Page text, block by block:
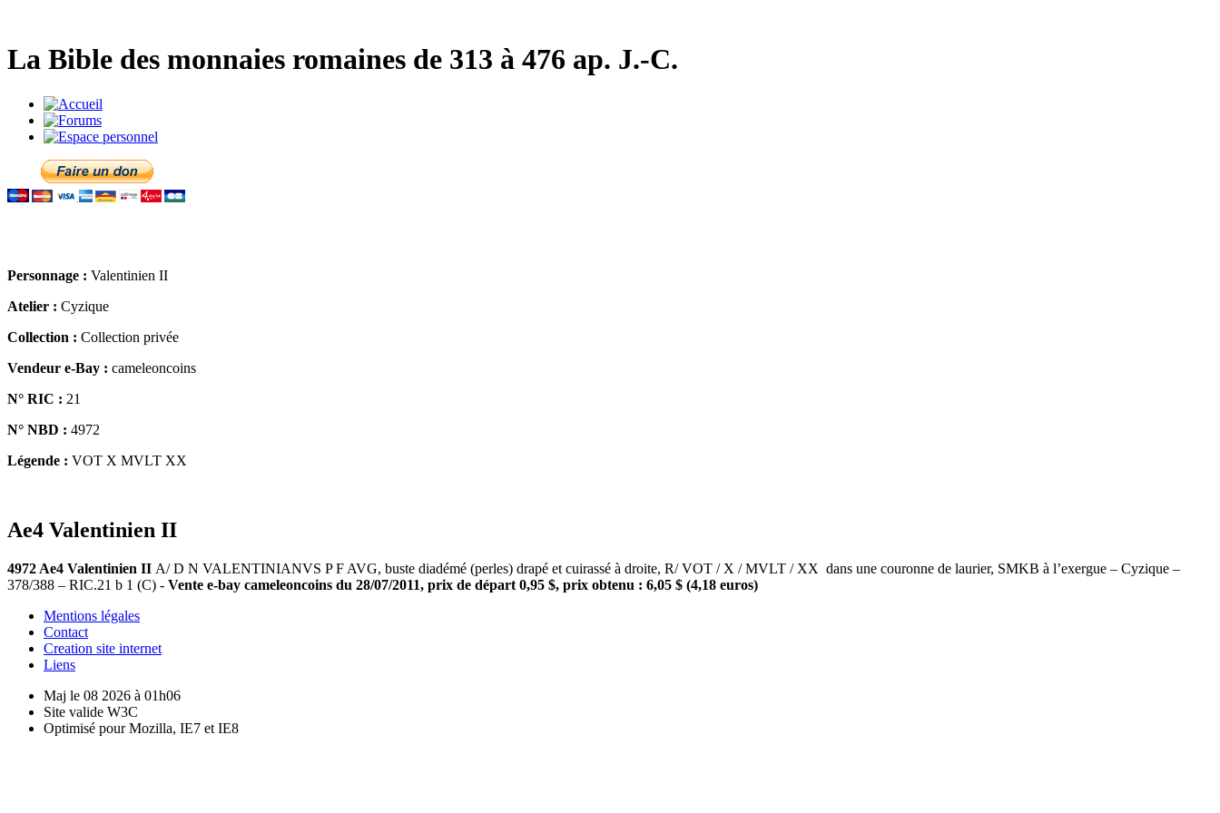
La Bible des monnaies romaines de 313 à 476 ap. J.-C.
Personnage : Valentinien II
Atelier : Cyzique
Collection : Collection privée
Vendeur e-Bay : cameleoncoins
N° RIC : 21
N° NBD : 4972
Légende : VOT X MVLT XX
Ae4 Valentinien II
4972 Ae4 Valentinien II A/ D N VALENTINIANVS P F AVG, buste diadémé (perles) drapé et cuirassé à droite, R/ VOT / X / MVLT / XX dans une couronne de laurier, SMKB à l’exergue – Cyzique –
378/388 – RIC.21 b 1 (C) - Vente e-bay cameleoncoins du 28/07/2011, prix de départ 0,95 $, prix obtenu : 6,05 $ (4,18 euros)
Mentions légales
Contact
Creation site internet
Liens
Maj le 08 2026 à 01h06
Site valide W3C
Optimisé pour Mozilla, IE7 et IE8